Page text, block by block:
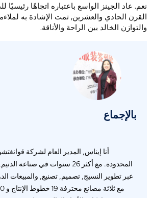
عاد الجينز الواسع باعتباره اتجاهًا رئيسيًا
الحادي والعشرين, تمت الإشادة به
الخالد بين الراحة والأناقة.
بالإجماع
أنا إيناس, المدير العام لشركة قوانغتشو
المحدودة. مع أكثر 26 سنوات في صناعة
عبر تطوير النسيج, تصميم, تصنيع, والمبيعات